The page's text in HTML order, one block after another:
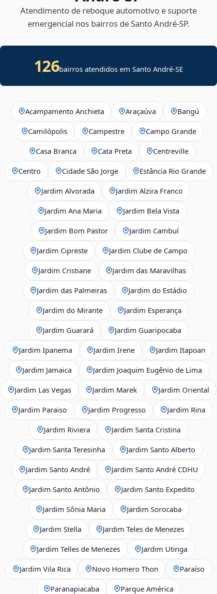
Atendimento de reboque automotivo e suporte
emergencial nos bairros de Santo André‑SP.
126bairros atendidos emSanto André-SE
Acampamento Anchieta Araçaúva Bangú
Camilópolis Campestre Campo Grande
Casa Branca Cata Preta Centreville
Centro Cidade São Jorge Estância Rio Grande
Jardim Alvorada Jardim Alzira Franco
Jardim Ana Maria Jardim Bela Vista
Jardim Bom Pastor Jardim Cambuí
Jardim Cipreste Jardim Clube de Campo
Jardim Cristiane Jardim das Maravilhas
Jardim das Palmeiras Jardim do Estádio
Jardim do Mirante Jardim Esperança
Jardim Guarará Jardim Guaripocaba
Jardim Ipanema Jardim Irene Jardim Itapoan
Jardim Jamaica Jardim Joaquim Eugênio de Lima
Jardim Las Vegas Jardim Marek Jardim Oriental
Jardim Paraiso Jardim Progresso Jardim Rina
Jardim Riviera Jardim Santa Cristina
Jardim Santa Teresinha Jardim Santo Alberto
Jardim Santo André Jardim Santo André CDHU
Jardim Santo Antônio Jardim Santo Expedito
Jardim Sônia Maria Jardim Sorocaba
Jardim Stella Jardim Teles de Menezes
Jardim Telles de Menezes Jardim Utinga
Jardim Vila Rica Novo Homero Thon Paraíso
Paranapiacaba Parque América